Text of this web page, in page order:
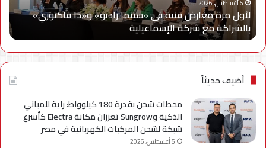
فاكتوري»
بالشراكة
مع
شركة
الإسماعيلية
6 أغسطس، 2026
لأول مرة معارض فنية في «سينما راديو» و«ذا فاكتوري»
بالشراكة مع شركة الإسماعيلية
في
A
أضيف حديثاً
محطات شحن بقدرة 180 كيلوواط: راية للمباني
الذكية وSungrow تعززان مكانة Electra كأسرع
شبكة لشحن المركبات الكهربائية في مصر
5 أغسطس، 2026